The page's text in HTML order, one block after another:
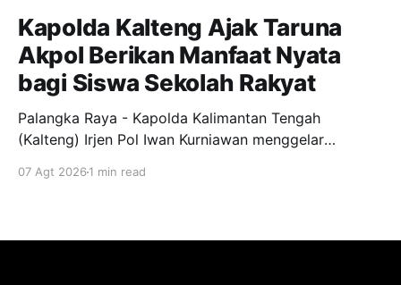
Kapolda Kalteng Ajak Taruna
Akpol Berikan Manfaat Nyata
bagi Siswa Sekolah Rakyat
Palangka Raya - Kapolda Kalimantan Tengah
(Kalteng) Irjen Pol Iwan Kurniawan menggelar
tingkat IV bertempat di ruang kerjanya, Jumat
07 Agt 2026 1 min read